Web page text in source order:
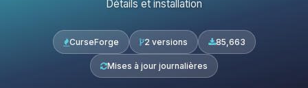
Détails et installation
CurseForge 2 versions 85,663
Mises à jour journalières